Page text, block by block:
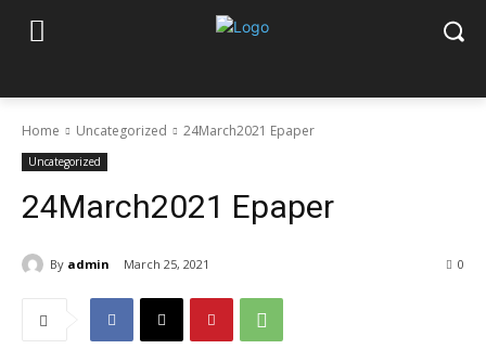
Home Uncategorized 24March2021 Epaper
Uncategorized
24March2021 Epaper
By admin March 25, 2021 0